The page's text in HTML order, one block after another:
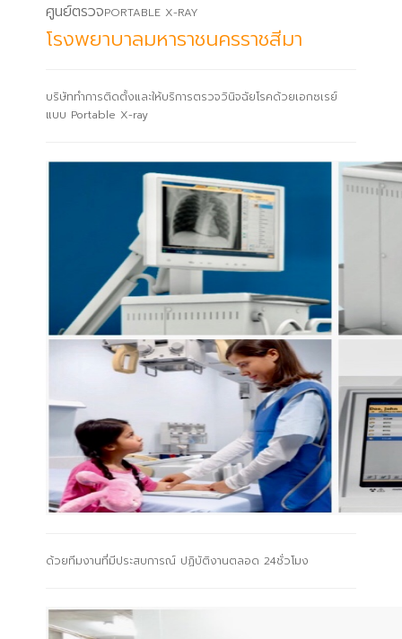
ศูนย์ตรวจPORTABLE X-RAY
โรงพยาบาลมหาราชนครราชสีมา
บริษัททำการติดตั้งและให้บริการตรวจวินิจฉัยโรคด้วยเอกซเรย์
แบบ Portable X-ray
ด้วยทีมงานที่มีประสบการณ์ ปฏิบัติงานตลอด 24ชั่วโมง